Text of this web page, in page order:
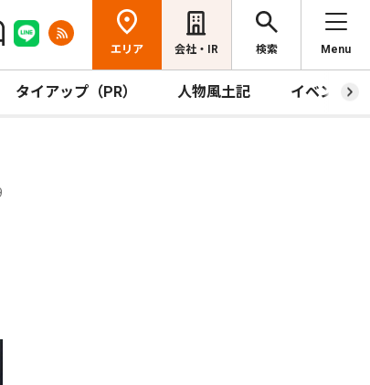
エリア 会社・IR 検索 Menu
タイアップ（PR） 人物風土記 イベント